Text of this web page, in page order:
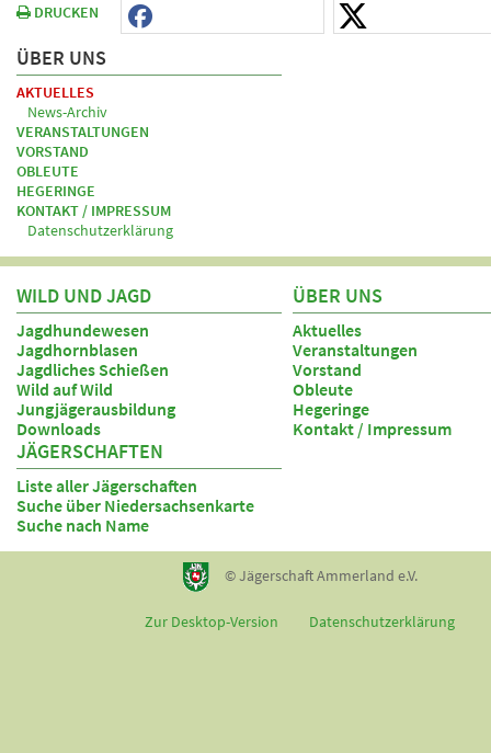
DRUCKEN
ÜBER UNS
AKTUELLES
News-Archiv
VERANSTALTUNGEN
VORSTAND
OBLEUTE
HEGERINGE
KONTAKT / IMPRESSUM
Datenschutzerklärung
WILD UND JAGD
Jagdhundewesen
Jagdhornblasen
Jagdliches Schießen
Wild auf Wild
Jungjägerausbildung
Downloads
ÜBER UNS
Aktuelles
Veranstaltungen
Vorstand
Obleute
Hegeringe
Kontakt / Impressum
JÄGERSCHAFTEN
Liste aller Jägerschaften
Suche über Niedersachsenkarte
Suche nach Name
© Jägerschaft Ammerland e.V.
Zur Desktop-Version Datenschutzerklärung